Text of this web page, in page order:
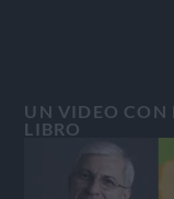
UN VIDEO CON
LIBRO